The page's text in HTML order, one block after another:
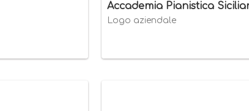
Accademia Pianistica
Logo aziendale